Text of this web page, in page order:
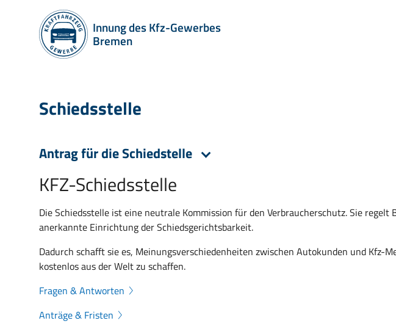
Innung des Kfz-Gewerbes
Bremen
Schiedsstelle
Antrag für die Schiedstelle
KFZ-Schiedsstelle
Die Schiedsstelle ist eine neutrale Kommission für den Verbraucherschutz. Sie
anerkannte Einrichtung der Schiedsgerichtsbarkeit.
Dadurch schafft sie es, Meinungsverschiedenheiten zwischen Autokunden und
kostenlos aus der Welt zu schaffen.
Fragen & Antworten
Anträge & Fristen